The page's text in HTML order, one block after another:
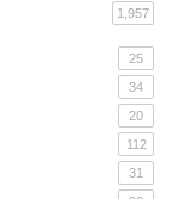
1,957
25
34
20
112
31